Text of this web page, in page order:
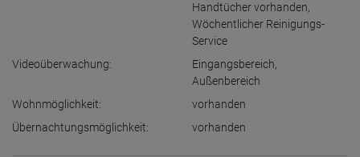
Handtücher vorhanden,
Wöchentlicher Reinigungs-
Service
Videoüberwachung:
Eingangsbereich,
Außenbereich
Wohnmöglichkeit:
vorhanden
Übernachtungsmöglichkeit:
vorhanden